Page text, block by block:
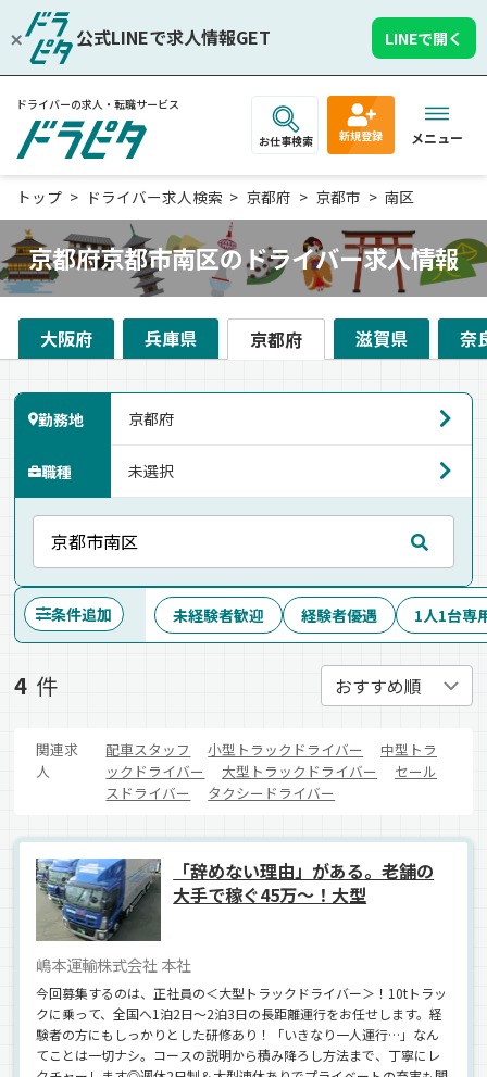
公式LINEで求人情報GET LINEで開く
ドライバーの求人・転職サービス
お仕事検索 新規登録 メニュー
トップ ドライバー求人検索 京都府 京都市 南区
京都府京都市南区のドライバー求人情報
大阪府 兵庫県 京都府 滋賀県 奈
勤務地
職種
条件追加 未経験者歓迎 経験者優遇 1人1台専
4 件
関連求
人
配車スタッフ 小型トラックドライバー
中型トラ
ックドライバー
大型トラックドライバー
セール
スドライバー
タクシードライバー
「辞めない理由」がある。老舗の
大手で稼ぐ45万～！大型
嶋本運輸株式会社 本社
今回募集するのは、正社員の＜大型トラックドライバー＞！10tトラッ
クに乗って、全国へ1泊2日～2泊3日の長距離運行をお任せします。経
験者の方にもしっかりとした研修あり！「いきなり一人運行…」なん
てことは一切ナシ。コースの説明から積み降ろし方法まで、丁寧にレ